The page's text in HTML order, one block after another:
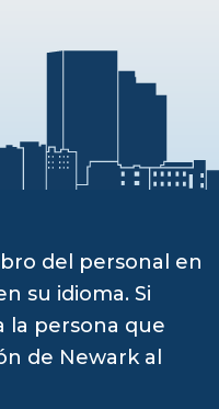
del personal en
su idioma. Si
la persona que
de Newark al